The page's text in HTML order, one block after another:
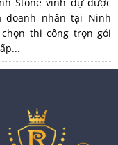
doanh nhân tại Ninh
thi công trọn gói